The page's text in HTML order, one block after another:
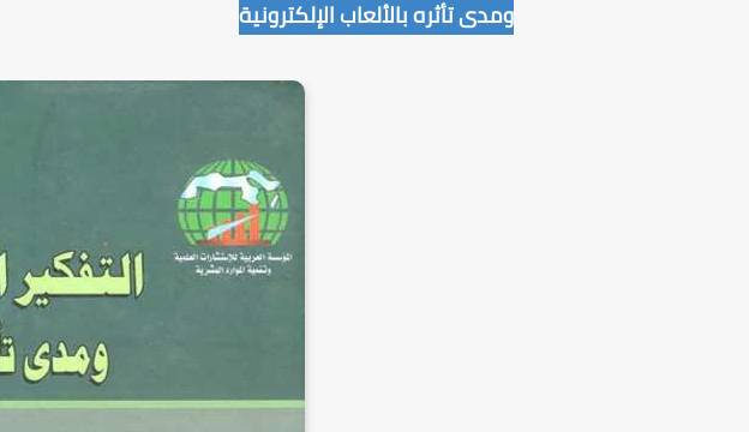
ومدى تأثره بالألعاب الإلكترونية